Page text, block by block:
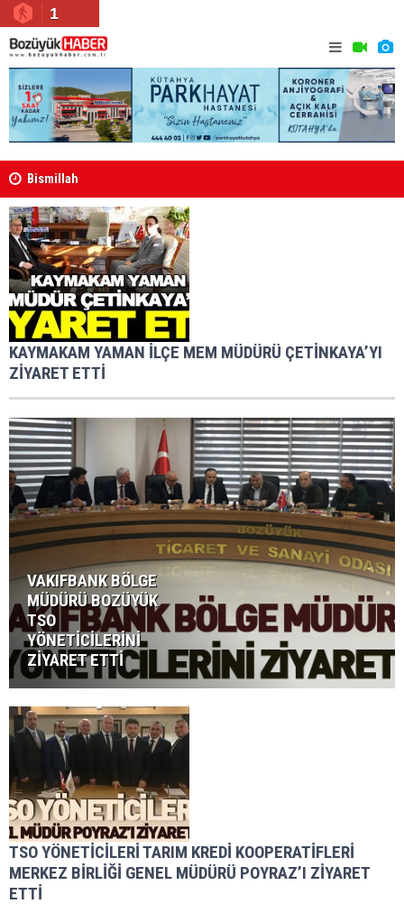
1
Bismillah
KAYMAKAM YAMAN İLÇE MEM MÜDÜRÜ ÇETİNKAYA’YI
ZİYARET ETTİ
VAKIFBANK BÖLGE
MÜDÜRÜ BOZÜYÜK
TSO
YÖNETİCİLERİNİ
ZİYARET ETTİ
TSO YÖNETİCİLERİ TARIM KREDİ KOOPERATİFLERİ
MERKEZ BİRLİĞİ GENEL MÜDÜRÜ POYRAZ’I ZİYARET
ETTİ